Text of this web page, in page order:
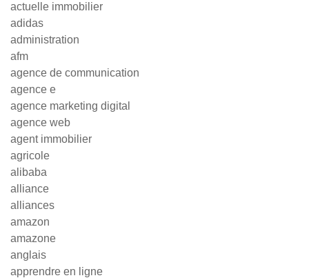
actuelle immobilier
adidas
administration
afm
agence de communication
agence e
agence marketing digital
agence web
agent immobilier
agricole
alibaba
alliance
alliances
amazon
amazone
anglais
apprendre en ligne